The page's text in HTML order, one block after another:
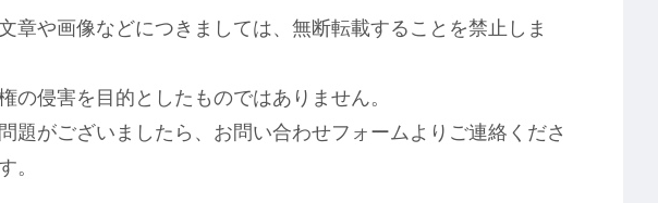
章や画像などにつきましては、無断転載することを禁止しま
の侵害を目的としたものではありません。
題がございましたら、お問い合わせフォームよりご連絡くださ
。